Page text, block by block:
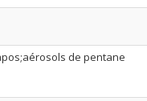
de pentane